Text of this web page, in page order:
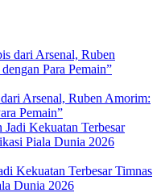
Arsenal, Ruben Amorim:
Pemain”
Kekuatan Terbesar Timnas
Dunia 2026